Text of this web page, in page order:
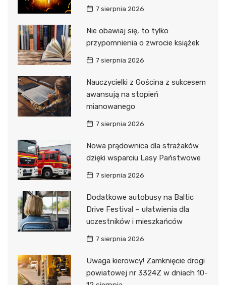
7 sierpnia 2026
Nie obawiaj się, to tylko
przypomnienia o zwrocie książek
7 sierpnia 2026
Nauczycielki z Gościna z sukcesem
awansują na stopień
mianowanego
7 sierpnia 2026
Nowa prądownica dla strażaków
dzięki wsparciu Lasy Państwowe
7 sierpnia 2026
Dodatkowe autobusy na Baltic
Drive Festival – ułatwienia dla
uczestników i mieszkańców
7 sierpnia 2026
Uwaga kierowcy! Zamknięcie drogi
powiatowej nr 3324Z w dniach 10-